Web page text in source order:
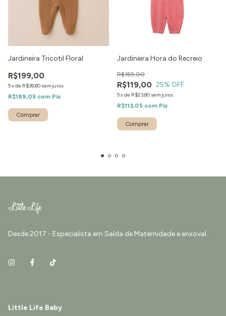
Jardineira Tricotil Floral
R$199,00
5xde R$39,80 sem juros
R$189,05 com Pix
Comprar
Jardineira Hora do Recreio
R$119,00
R$159,00
25% OFF
5xde R$23,80 sem juros
R$113,05 com Pix
Comprar
Desde 2017 - Especialista em Saída de Maternidade e enxoval.
Little Life Baby